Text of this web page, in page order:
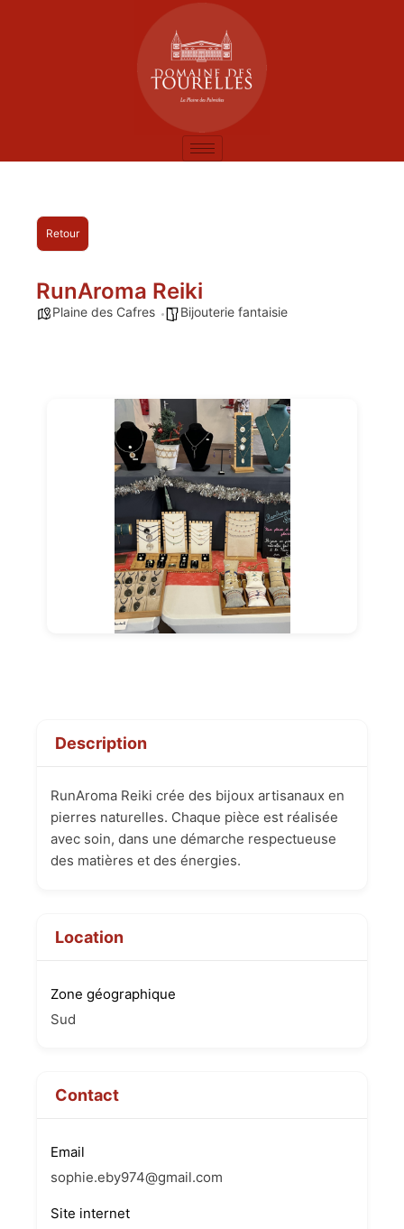
Retour
RunAroma Reiki
Plaine des Cafres Bijouterie fantaisie
Description
RunAroma Reiki crée des bijoux artisanaux en
pierres naturelles. Chaque pièce est réalisée
avec soin, dans une démarche respectueuse
des matières et des énergies.
Location
Zone géographique
Sud
Contact
Email
sophie.eby974@gmail.com
Site internet